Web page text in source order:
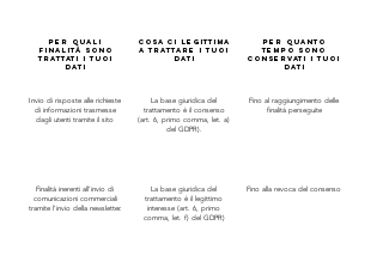
Per quali
finalità sono
trattati i tuoi
Dati
Cosa ci legittima
a trattare i tuoi
dati
Per quanto
tempo sono
conservati i tuoi
dati
Invio di risposte alle richieste
di informazioni trasmesse
dagli utenti tramite il sito
Finalità inerenti all’invio di
comunicazioni commerciali
tramite l’invio della newsletter.
La base giuridica del
trattamento è il consenso
(art. 6, primo comma, let. a)
del GDPR).
La base giuridica del
trattamento è il legittimo
interesse (art. 6, primo
comma, let. f) del GDPR)
Fino al raggiungimento delle
finalità perseguite
Fino alla revoca del consenso